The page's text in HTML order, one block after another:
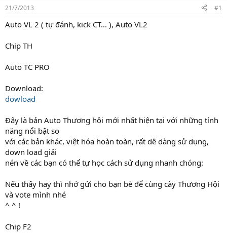
g
21/7/2013 #1
Auto VL 2 ( tự đánh, kick CT... ), Auto VL2
Chip TH
Auto TC PRO
Download:
dowload
Đây là bản Auto Thương hội mới nhất hiện tại với những tính
năng nổi bật so
với các bản khác, việt hóa hoàn toàn, rất dễ dàng sử dụng,
down load giải
nén về các bạn có thể tự học cách sử dụng nhanh chóng:
Nếu thấy hay thì nhớ gửi cho bạn bè để cùng cày Thương Hội
và vote mình nhé
^ ^ !
Chip F2